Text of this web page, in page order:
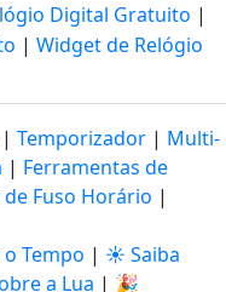
Digital Gratuito |
| Widget de Relógio
| Temporizador | Multi-
| Ferramentas de
Fuso Horário |
Tempo | ☀️ Saiba
a Lua | 🎉